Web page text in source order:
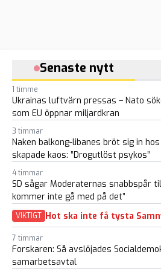
Senaste nytt
1 timme
Ukrainas luftvärn pressas – Nato
som EU öppnar miljardkran
3 timmar
Naken balkong-libanes bröt sig in
skapade kaos: ”Drogutlöst psykos”
4 timmar
SD sågar Moderaternas snabbspår
kommer inte gå med på det”
VIKTIGT Hot ska inte få tysta
7 timmar
Forskaren: Så avslöjades
samarbetsavtal